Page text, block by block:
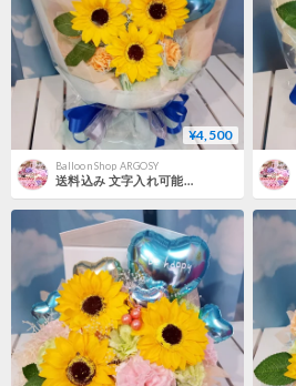
¥4,500
Balloon Shop ARGOSY
送料込み 文字入れ可能 お誕生日 ご結婚祝い 開店祝い 発表会 送別等 ソープフラワーバルーンスタンドブーケ ひまわり